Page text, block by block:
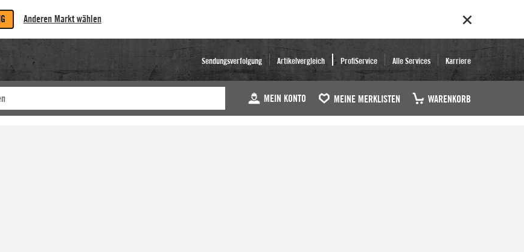
Anderen Markt wählen
Sendungsverfolgung Artikelvergleich ProfiService Alle Services Karriere
MEIN KONTO MEINE MERKLISTEN WARENKORB